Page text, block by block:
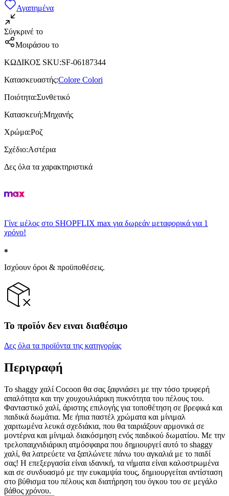
Αγαπημένα
Σύγκρινέ το
Μοιράσου το
ΚΩΔΙΚΟΣ SKU:SF-06187344
Κατασκευαστής:Colore Colori
Ποιότητα:Συνθετικό
Κατασκευή:Μηχανής
Χρώμα:Ροζ
Σχέδιο:Αστέρια
Δες όλα τα χαρακτηριστικά
Γίνε μέλος στο SHOPFLIX max για δωρεάν μεταφορικά για 1
χρόνο!
Ισχύουν όροι & προϋποθέσεις.
Το προϊόν δεν ειναι διαθέσιμο
Δες όλα τα προϊόντα της κατηγορίας
Περιγραφή
Το shaggy χαλί Cocoon θα σας ξαφνιάσει με την τόσο τρυφερή
απαλότητα και την χουχουλιάρικη πυκνότητα του πέλους του.
Φανταστικό χαλί, άριστης επιλογής για τοποθέτηση σε βρεφικά και
παιδικά δωμάτια. Με ήπια παστέλ χρώματα και μίνιμαλ
χαριτωμένα λευκά σχεδιάκια, που θα ταιριάξουν αρμονικά σε
μοντέρνα και μίνιμαλ διακόσμηση ενός παιδικού δωματίου. Με την
τρελοπαιχνιδιάρικη ατμόσφαιρα που δημιουργεί αυτό το shaggy
χαλί, θα λατρεύετε να ξαπλώνετε πάνω του αγκαλιά με το παιδί
σας! Η επεξεργασία είναι ιδανική, τα νήματα είναι καλοστρωμένα
και σε συνδυασμό με την ευκαμψία τους, δημιουργείται αντίσταση
στο βύθισμα του πέλους και διατήρηση του όγκου του σε μεγάλο
βάθος χρόνου.